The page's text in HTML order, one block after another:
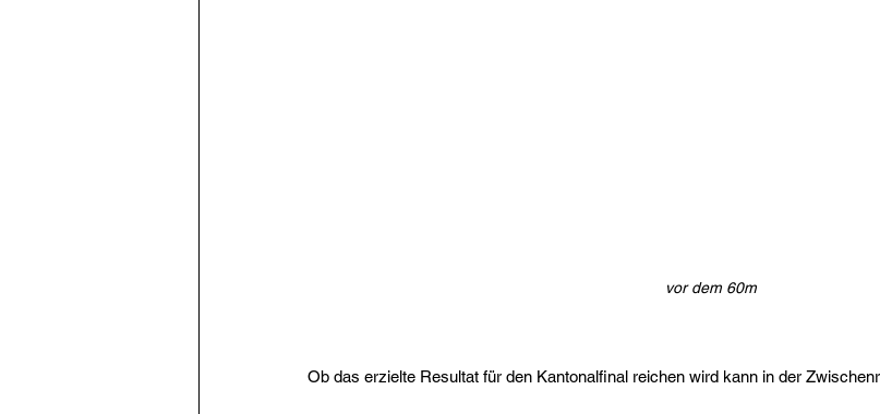
vor dem 60m
Ob das erzielte Resultat für den Kantonalfinal reichen wird kann in der